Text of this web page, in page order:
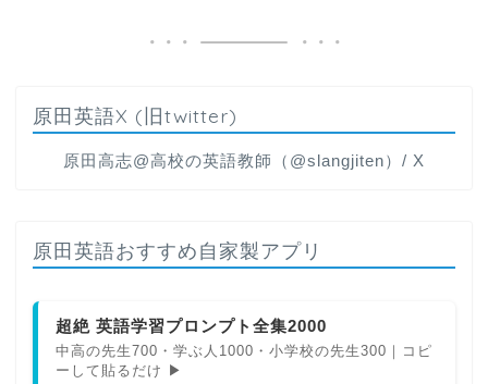
原田英語X (旧twitter)
原田高志@高校の英語教師（@slangjiten）/ X
原田英語おすすめ自家製アプリ
超絶 英語学習プロンプト全集2000
中高の先生700・学ぶ人1000・小学校の先生300｜コピ
ーして貼るだけ ▶